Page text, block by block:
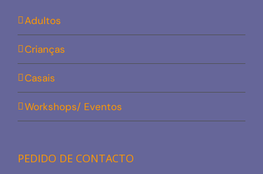
Adultos
Crianças
Casais
Workshops/ Eventos
PEDIDO DE CONTACTO